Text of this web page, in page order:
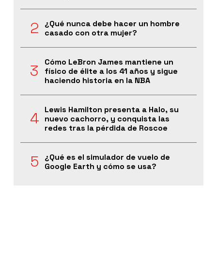
¿Qué nunca debe hacer un hombre
casado con otra mujer?
Cómo LeBron James mantiene un
físico de élite a los 41 años y sigue
haciendo historia en la NBA
Lewis Hamilton presenta a Halo, su
nuevo cachorro, y conquista las
redes tras la pérdida de Roscoe
¿Qué es el simulador de vuelo de
Google Earth y cómo se usa?